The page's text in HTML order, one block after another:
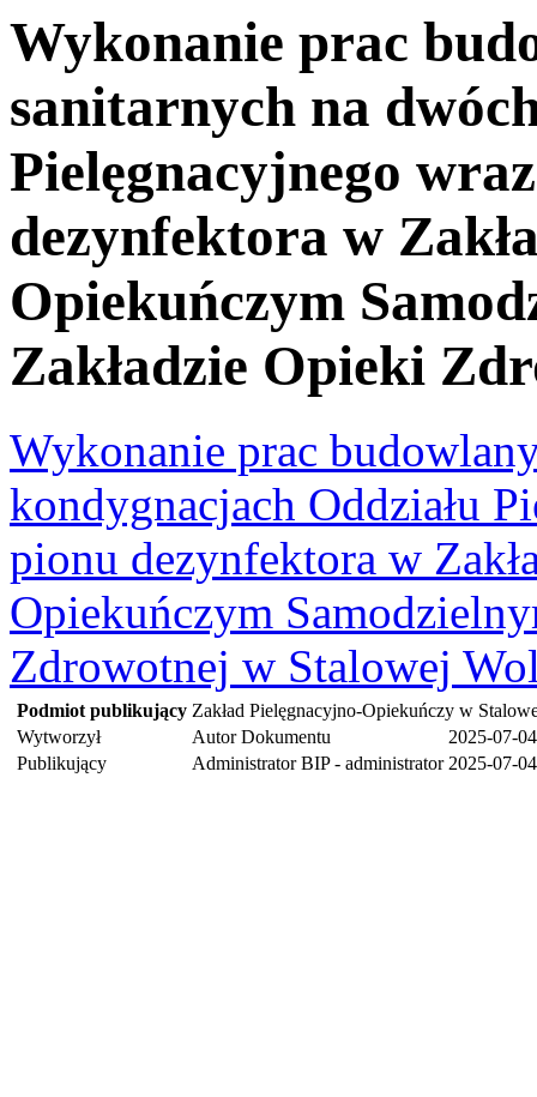
Wykonanie prac
sanitarnych na
Pielęgnacyjnego
dezynfektora w
Opiekuńczym
Zakładzie Opieki
Wykonanie prac
kondygnacjach Oddziału
pionu dezynfektora w
Opiekuńczym
Zdrowotnej w Stalowej
Podmiot publikujący Zakład Pielęgnacyjno-Opiekuńczy w
Wytworzył
Autor Dokumentu
2025-07-04
Publikujący
Administrator BIP - administrator 2025-07-